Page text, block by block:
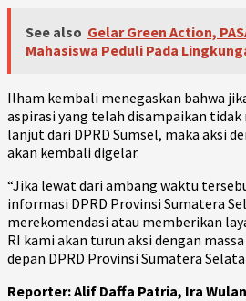
See also Gelar Green Action,
Mahasiswa Peduli Pada
Ilham kembali menegaskan bahwa
aspirasi yang telah disampaikan
lanjut dari DPRD Sumsel, maka aksi
akan kembali digelar.
“Jika lewat dari ambang waktu
informasi DPRD Provinsi Sumatera
merekomendasi atau memberikan
RI kami akan turun aksi dengan
depan DPRD Provinsi Sumatera
Reporter: Alif Daffa Patria, Ira